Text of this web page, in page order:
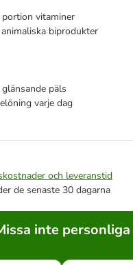
vitaminer
biprodukter
päls
varje dag
och leveranstid
de senaste 30 dagarna
inte